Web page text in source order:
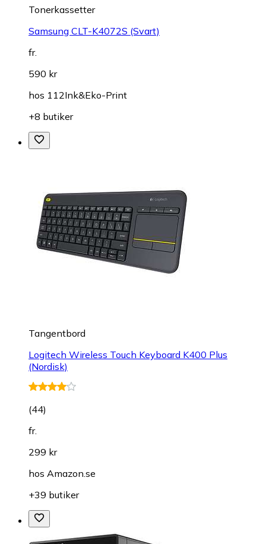
Tonerkassetter
Samsung CLT-K4072S (Svart)
fr.
590 kr
hos 112Ink&Eko-Print
+8 butiker
Tangentbord
Logitech Wireless Touch Keyboard K400 Plus
(Nordisk)
(44)
fr.
299 kr
hos Amazon.se
+39 butiker